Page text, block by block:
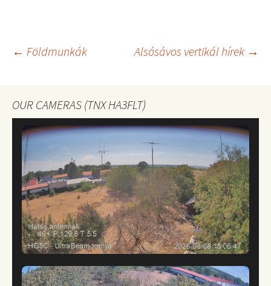
Bejegyzés
navigáció
← Földmunkák Alsósávos vertikál hírek →
OUR CAMERAS (TNX HA3FLT)